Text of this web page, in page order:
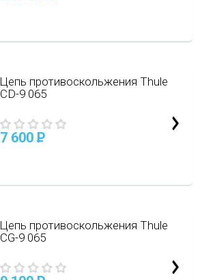
Цепь противоскольжения Thule
CD-9 065
7 600 P
Цепь противоскольжения Thule
CG-9 065